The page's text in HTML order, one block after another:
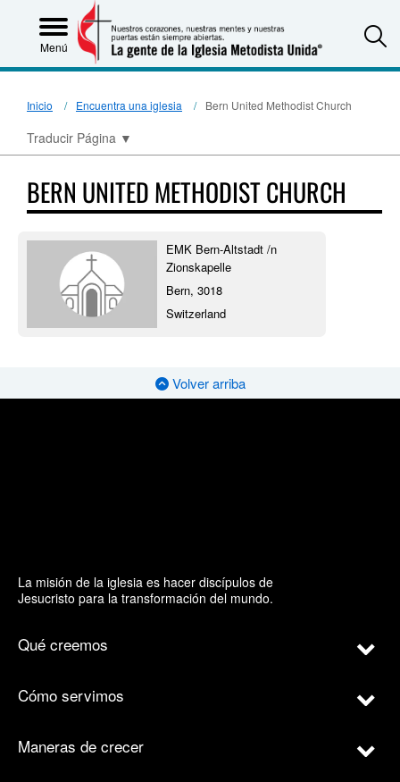
Menú
Inicio Encuentra una iglesia Bern United Methodist Church
Traducir Página ▼
BERN UNITED METHODIST CHURCH
EMK Bern-Altstadt /n
Zionskapelle
Bern, 3018
Switzerland
Volver arriba
La misión de la iglesia es hacer discípulos de
Jesucristo para la transformación del mundo.
Qué creemos
Cómo servimos
Maneras de crecer